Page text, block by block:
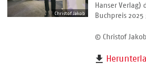
Christof Jakob
Hanser Verlag)
Buchpreis
© Christof Jakob